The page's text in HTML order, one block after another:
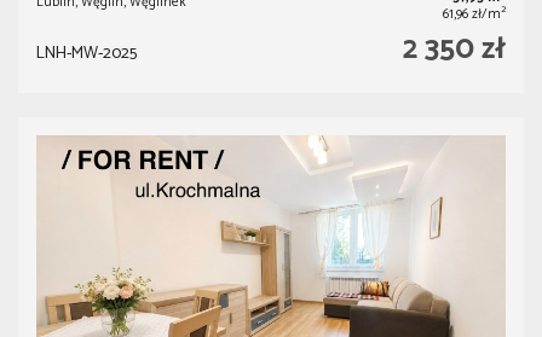
61,96 zł/m2
LNH-MW-2025 2 350 zł